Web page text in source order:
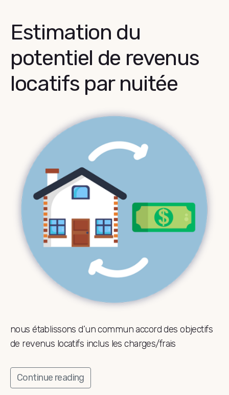
Estimation du
potentiel de revenus
locatifs par nuitée
nous établissons d’un commun accord des objectifs
de revenus locatifs inclus les charges/frais
Continue reading